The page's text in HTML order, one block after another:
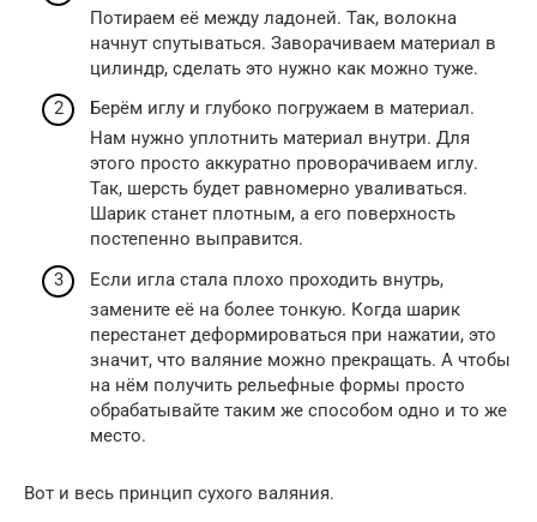
Потираем её между ладоней. Так, волокна
начнут спутываться. Заворачиваем материал в
цилиндр, сделать это нужно как можно туже.
Берём иглу и глубоко погружаем в материал.
Нам нужно уплотнить материал внутри. Для
этого просто аккуратно проворачиваем иглу.
Так, шерсть будет равномерно уваливаться.
Шарик станет плотным, а его поверхность
постепенно выправится.
Если игла стала плохо проходить внутрь,
замените её на более тонкую. Когда шарик
перестанет деформироваться при нажатии, это
значит, что валяние можно прекращать. А чтобы
на нём получить рельефные формы просто
обрабатывайте таким же способом одно и то же
место.
Вот и весь принцип сухого валяния.